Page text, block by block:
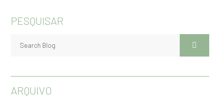
PESQUISAR
ARQUIVO